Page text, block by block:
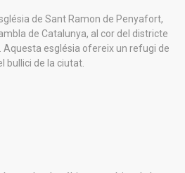
de Sant Ramon de Penyafort,
de Catalunya, al cor del districte
Aquesta església ofereix un refugi de
bullici de la ciutat.